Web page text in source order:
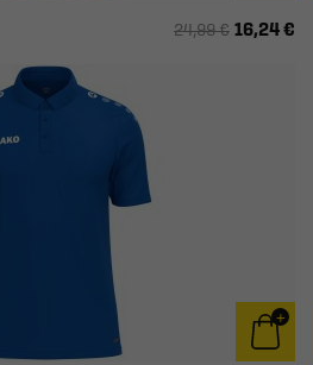
24,99 € 16,24 €